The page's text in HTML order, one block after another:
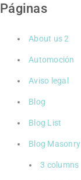
Páginas
About us 2
Automoción
Aviso legal
Blog
Blog List
Blog Masonry
3 columns